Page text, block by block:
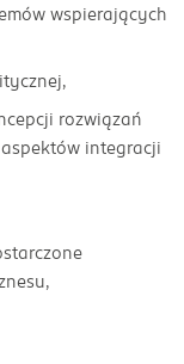
wspierających
rozwiązań
integracji